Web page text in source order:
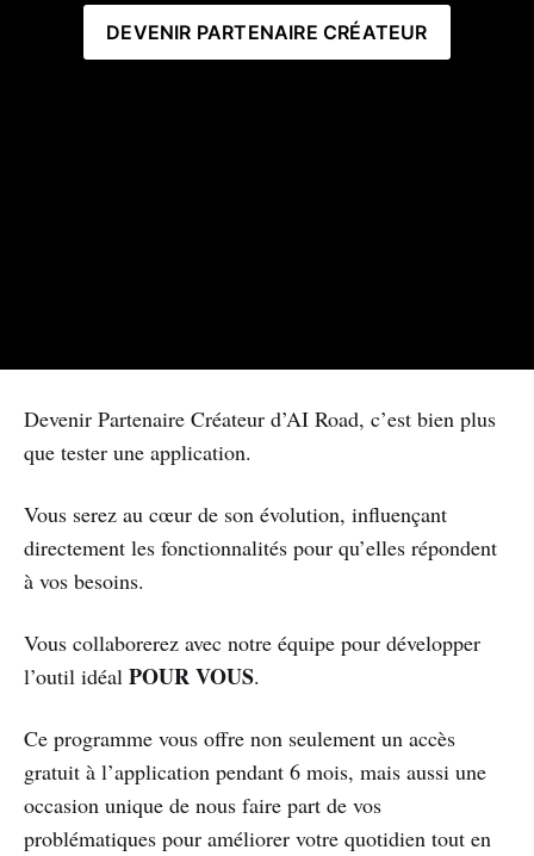
DEVENIR PARTENAIRE CRÉATEUR
Devenir Partenaire Créateur d’AI Road, c’est bien plus
que tester une application.
Vous serez au cœur de son évolution, influençant
directement les fonctionnalités pour qu’elles répondent
à vos besoins.
Vous collaborerez avec notre équipe pour développer
l’outil idéal POUR VOUS.
Ce programme vous offre non seulement un accès
gratuit à l’application pendant 6 mois, mais aussi une
occasion unique de nous faire part de vos
problématiques pour améliorer votre quotidien tout en